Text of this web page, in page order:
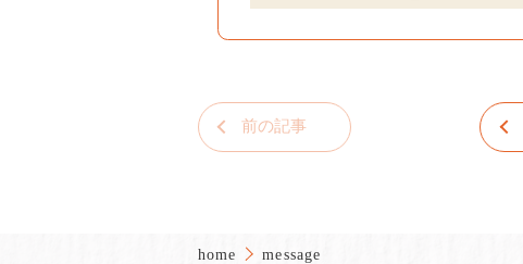
前の記事
home message